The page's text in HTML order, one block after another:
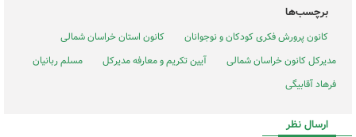
برچسب‌ها
کانون پرورش فکری کودکان و نوجوانان
کانون استان خراسان شمالی
مدیرکل کانون خراسان شمالی
آیین تکریم و معارفه مدیرکل
مسلم ربانیان
فرهاد آقابیگی
ارسال نظر